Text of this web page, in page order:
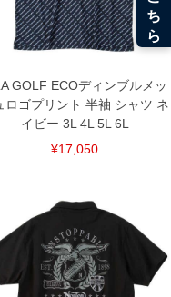
ください。
可とさせて頂いております。予め
で、予めご了承下さい。
：裾にファスナーや調節ひもが付
また、お客様がご使用の環境（コ
る場合がございます。予めご了承
GOLF ECOディンブルメッ
ロゴプリント 半袖 シャツ ネ
イビー 3L 4L 5L 6L
¥17,050